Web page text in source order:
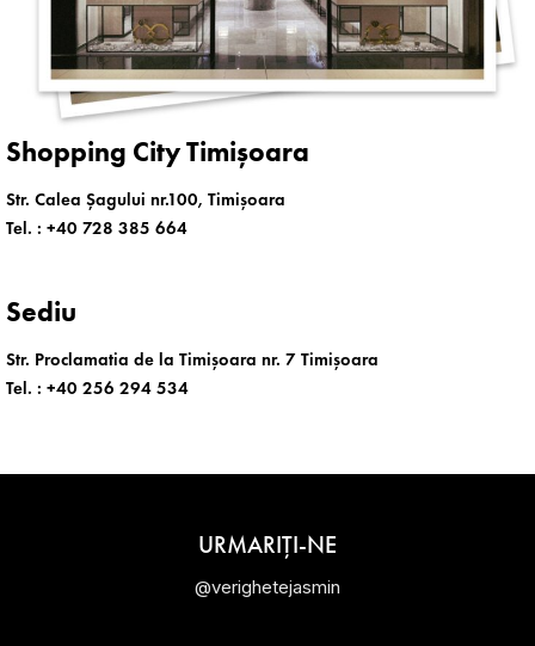
Shopping City Timișoara
Str. Calea Șagului nr.100, Timișoara
Tel. : +40 728 385 664
Sediu
Str. Proclamatia de la Timișoara nr. 7 Timișoara
Tel. : +40 256 294 534
URMARIȚI-NE
@verighetejasmin